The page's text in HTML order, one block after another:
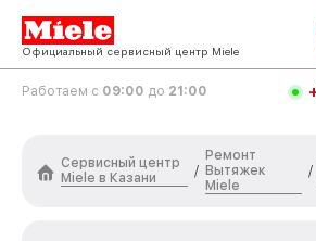
Официальный сервисный центр Miele
Работаем с 09:00 до 21:00
Сервисный центр
Miele в Казани
/
Ремонт
Вытяжек
Miele
/